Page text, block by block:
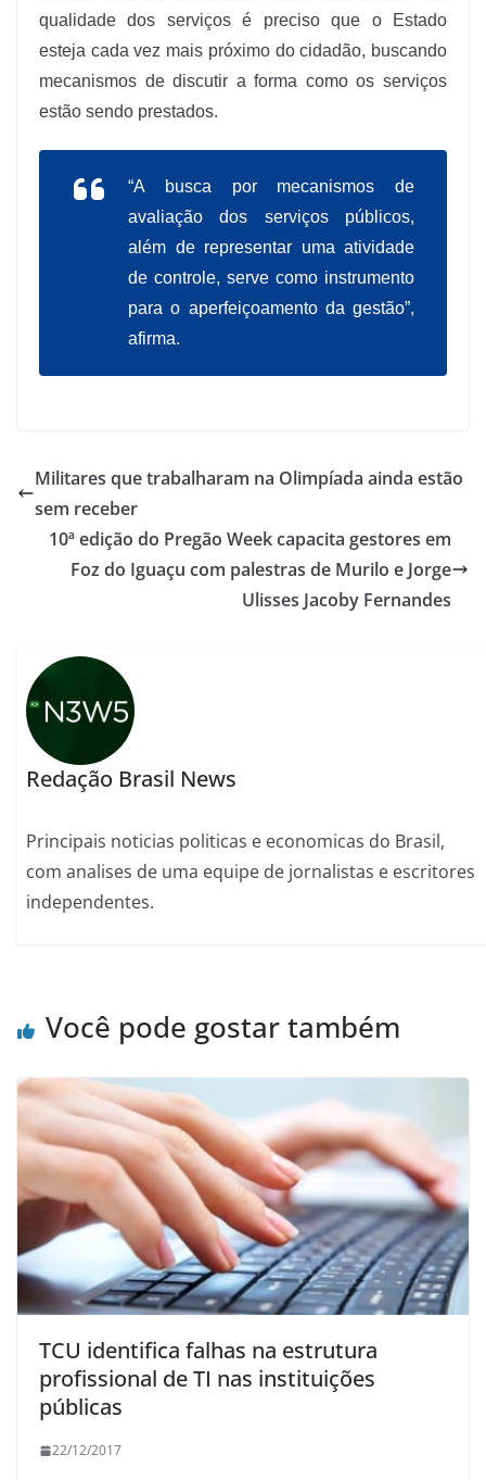
qualidade dos serviços é preciso que o Estado
esteja cada vez mais próximo do cidadão, buscando
mecanismos de discutir a forma como os serviços
estão sendo prestados.
“A busca por mecanismos de
avaliação dos serviços públicos,
além de representar uma atividade
de controle, serve como instrumento
para o aperfeiçoamento da gestão”,
afirma.
Militares que trabalharam na Olimpíada ainda estão
sem receber
10ª edição do Pregão Week capacita gestores em
Foz do Iguaçu com palestras de Murilo e Jorge
Ulisses Jacoby Fernandes
Redação Brasil News
Principais noticias politicas e economicas do Brasil,
com analises de uma equipe de jornalistas e escritores
independentes.
Você pode gostar também
TCU identifica falhas na estrutura
profissional de TI nas instituições
públicas
22/12/2017